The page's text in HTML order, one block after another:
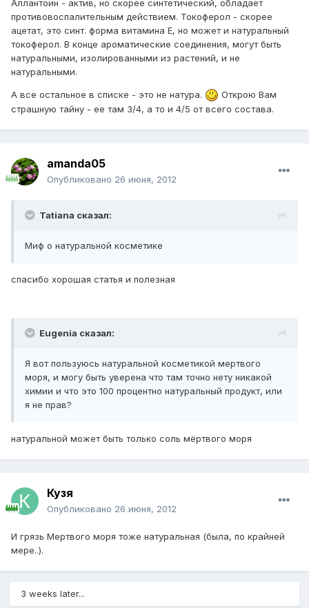
Аллантоин - актив, но скорее синтетический, обладает
противовоспалительным действием. Токоферол - скорее
ацетат, это синт. форма витамина Е, но может и натуральный
токоферол. В конце ароматические соединения, могут быть
натуральными, изолированными из растений, и не
натуральными.
А все остальное в списке - это не натура.
Открою Вам
страшную тайну - ее там 3/4, а то и 4/5 от всего состава.
amanda05
Опубликовано 26 июня, 2012
Tatiana сказал:
Миф о натуральной косметике
спасибо хорошая статья и полезная
Eugenia сказал:
Я вот пользуюсь натуральной косметикой мертвого
моря, и могу быть уверена что там точно нету никакой
химии и что это 100 процентно натуральный продукт, или
я не прав?
натуральной может быть только соль мёртвого моря
Кузя
Опубликовано 26 июня, 2012
И грязь Мертвого моря тоже натуральная (была, по крайней
мере..).
3 weeks later...